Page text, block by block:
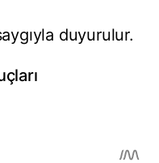
duyurulur.